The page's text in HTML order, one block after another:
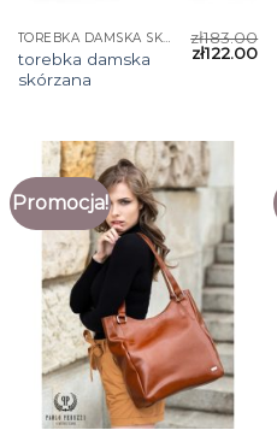
TOREBKA DAMSKA SKÓRZANA
torebka damska
skórzana
zł183.00
zł122.00
Promocja!